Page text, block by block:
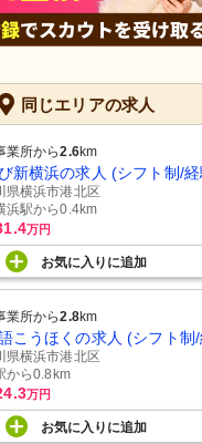
同じエリアの求人
業所から2.6km
新横浜の求人 (シフト制/
県横浜市港北区
浜駅から0.4km
万円
お気に入り に追加
業所から2.8km
こうほくの求人 (シフト制
県横浜市港北区
から0.8km
万円
お気に入り に追加